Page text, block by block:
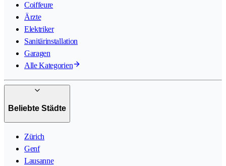
Coiffeure
Ärzte
Elektriker
Sanitärinstallation
Garagen
Alle Kategorien
Beliebte Städte
Zürich
Genf
Lausanne